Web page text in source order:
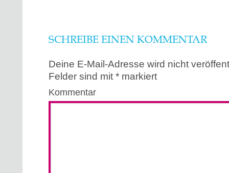
SCHREIBE EINEN KOMMENTAR
Deine E-Mail-Adresse wird nicht
Felder sind mit * markiert
Kommentar